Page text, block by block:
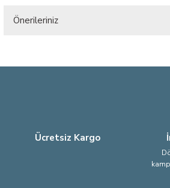
Önerileriniz
Ürün açıklamasında eksik bilgiler bulunuyor.
Ücretsiz Kargo